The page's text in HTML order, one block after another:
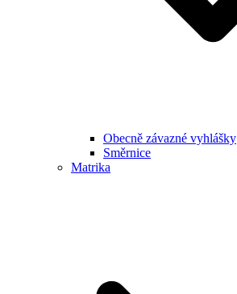
Obecně závazné vyhlášky
Směrnice
Matrika